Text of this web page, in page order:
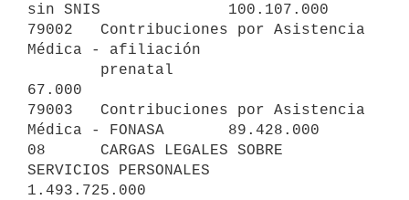
sin SNIS              100.107.000
79002   Contribuciones por Asistencia
Médica - afiliación
67.000
79003   Contribuciones por Asistencia
Médica - FONASA       89.428.000
08      CARGAS LEGALES SOBRE
SERVICIOS PERSONALES
1.493.725.000